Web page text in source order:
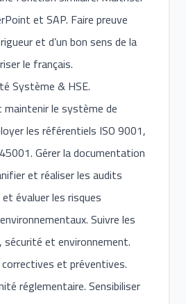
et SAP. Faire preuve
et d’un bon sens de la
le français.
Système & HSE.
le système de
les référentiels ISO 9001,
Gérer la documentation
et réaliser les audits
évaluer les risques
Suivre les
et environnement.
et préventives.
réglementaire. Sensibiliser